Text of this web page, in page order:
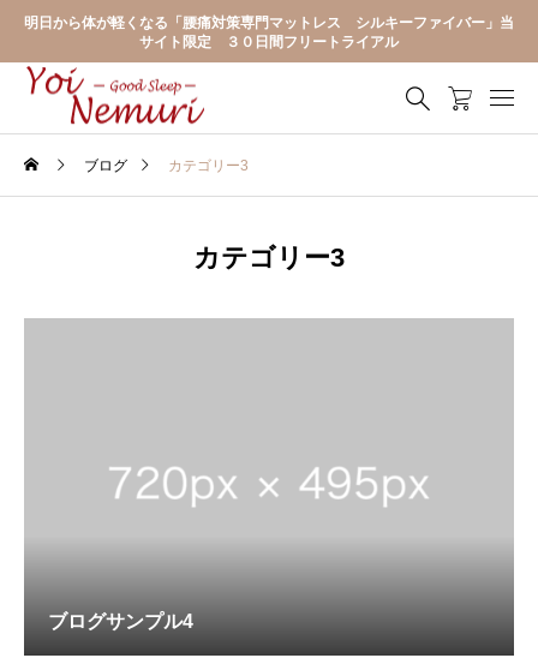
明日から体が軽くなる「腰痛対策専門マットレス シルキーファイバー」当
サイト限定 ３０日間フリートライアル
ブログ カテゴリー3
カテゴリー3
ブログサンプル4